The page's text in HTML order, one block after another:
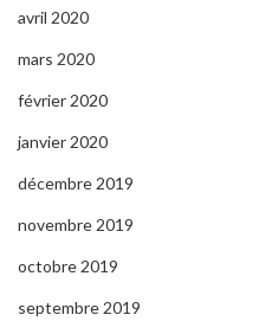
avril 2020
mars 2020
février 2020
janvier 2020
décembre 2019
novembre 2019
octobre 2019
septembre 2019